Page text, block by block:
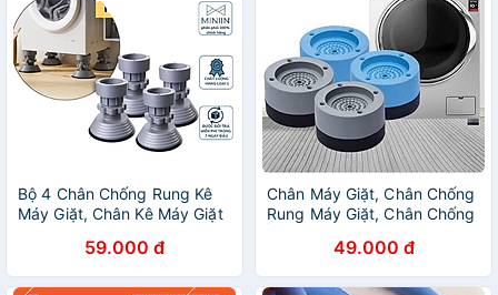
Bộ 4 Chân Chống Rung Kê
Máy Giặt, Chân Kê Máy Giặt
Dễ Dàng Vệ Sinh - HÀNG
CHÍNH HÃNG MINIIN
59.000 đ
Chân Máy Giặt, Chân Chống
Rung Máy Giặt, Chân Chống
49.000 đ